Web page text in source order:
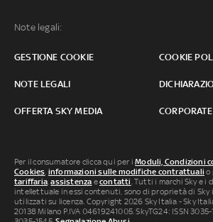
Note legali:
GESTIONE COOKIE COOKIE
NOTE LEGALI
OFFERTA SKY MEDIA CORPORATE
Per il consumatore clicca qui per iModuli, Condizioni
Cookies, informazioni sulle modifiche contrattuali o
tariffaria,assistenza econtatti. Tutti i marchi Sky e
intellettuale in essi contenuti, sono di proprietà di Sky
utilizzati su licenza. Copyright 2026 Sky Italia - Sky
20138 Milano P.IVA 04619241005. SkyTG24: ISSN